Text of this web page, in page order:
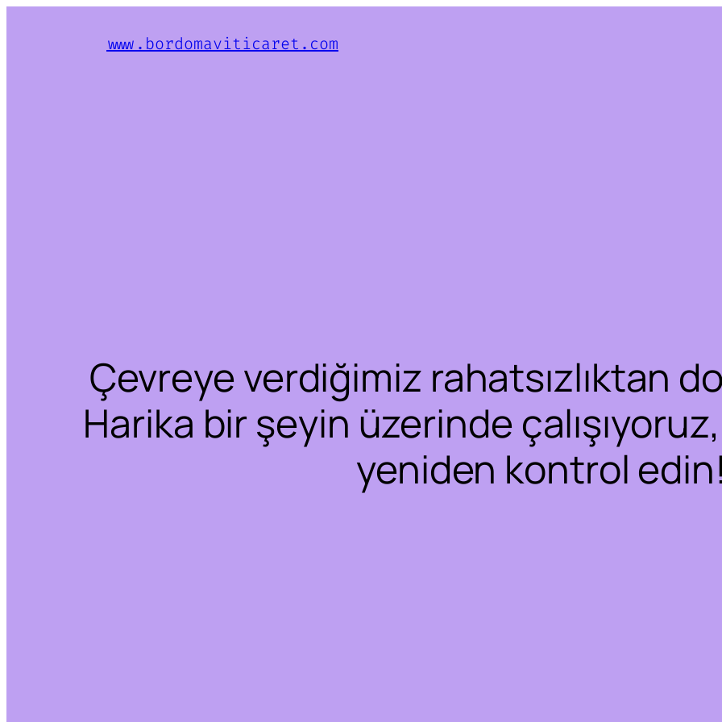
www.bordomaviticaret.com
Çevreye verdiğimiz rahatsızlıktan
Harika bir şeyin üzerinde
yeniden kontrol edin!